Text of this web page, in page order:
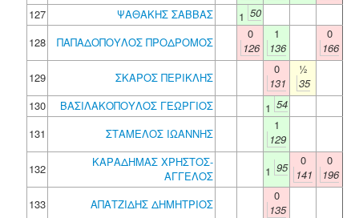
127
ΨΑΘΑΚΗΣ ΣΑΒΒΑΣ 1 50
128
ΠΑΠΑΔΟΠΟΥΛΟΣ ΠΡΟΔΡΟΜΟΣ
0
126
1
136
0
166
129
ΣΚΑΡΟΣ ΠΕΡΙΚΛΗΣ
0
131
½
35
130
ΒΑΣΙΛΑΚΟΠΟΥΛΟΣ ΓΕΩΡΓΙΟΣ 1 54
131
ΣΤΑΜΕΛΟΣ ΙΩΑΝΝΗΣ
1
129
132
ΚΑΡΑΔΗΜΑΣ ΧΡΗΣΤΟΣ-
ΑΓΓΕΛΟΣ
1 95
0
141
0
196
133
ΑΠΑΤΖΙΔΗΣ ΔΗΜΗΤΡΙΟΣ
0
135